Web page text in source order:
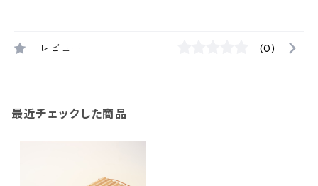
レビュー (0)
最近チェックした商品